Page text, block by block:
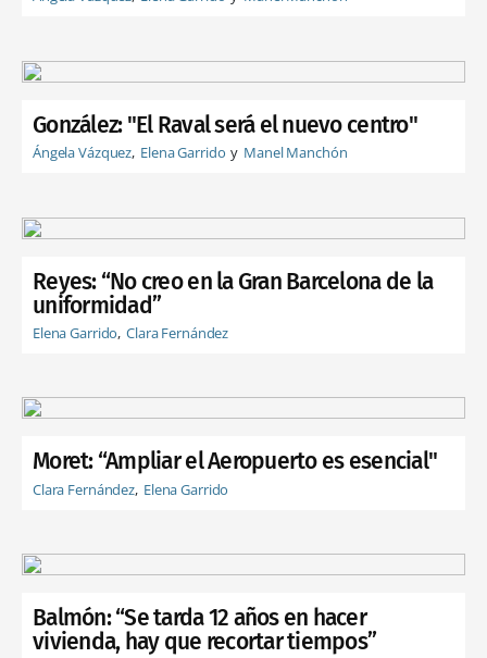
González: "El Raval será el nuevo centro"
Ángela Vázquez Elena Garrido Manel Manchón
Reyes: “No creo en la Gran Barcelona de la
uniformidad”
Elena Garrido Clara Fernández
Moret: “Ampliar el Aeropuerto es esencial"
Clara Fernández Elena Garrido
Balmón: “Se tarda 12 años en hacer
vivienda, hay que recortar tiempos”